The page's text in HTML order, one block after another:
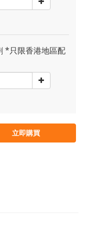
*只限香港地區配
立即購買